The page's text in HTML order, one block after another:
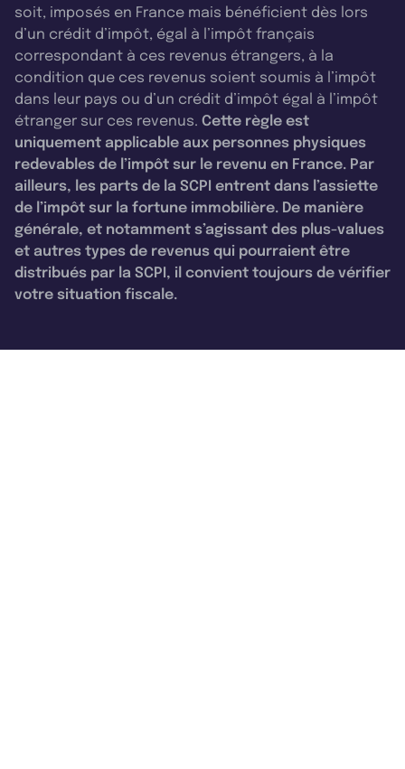
soit, imposés en France mais bénéficient dès lors
d’un crédit d’impôt, égal à l’impôt français
correspondant à ces revenus étrangers, à la
condition que ces revenus soient soumis à l’impôt
dans leur pays ou d’un crédit d’impôt égal à l’impôt
étranger sur ces revenus. Cette règle est
uniquement applicable aux personnes physiques
redevables de l’impôt sur le revenu en France. Par
ailleurs, les parts de la SCPI entrent dans l’assiette
de l’impôt sur la fortune immobilière. De manière
générale, et notamment s’agissant des plus-values
et autres types de revenus qui pourraient être
distribués par la SCPI, il convient toujours de vérifier
votre situation fiscale.